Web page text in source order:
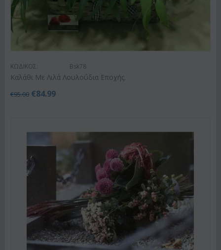
ΚΩΔΙΚΟΣ: Bsk78
Καλάθι Με Λιλά Λουλούδια Εποχής.
€95.00 €84.99